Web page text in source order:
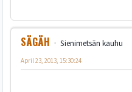
SÄGÄH
Sienimetsän kauhu
April 23, 2013, 15:30:24